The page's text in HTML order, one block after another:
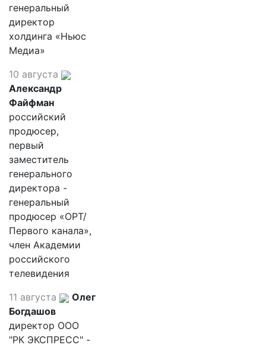
генеральный
директор
холдинга «Ньюс
Медиа»
10 августа
Александр
Файфман
российский
продюсер,
первый
заместитель
генерального
директора -
генеральный
продюсер «ОРТ/
Первого канала»,
член Академии
российского
телевидения
11 августа
Олег
Богдашов
директор ООО
"РК ЭКСПРЕСС" -